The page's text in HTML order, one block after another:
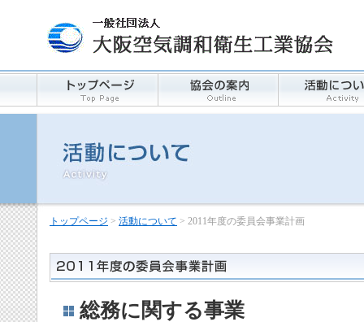
トップページ > 活動について > 2011年度の委員会事業計画
総務に関する事業